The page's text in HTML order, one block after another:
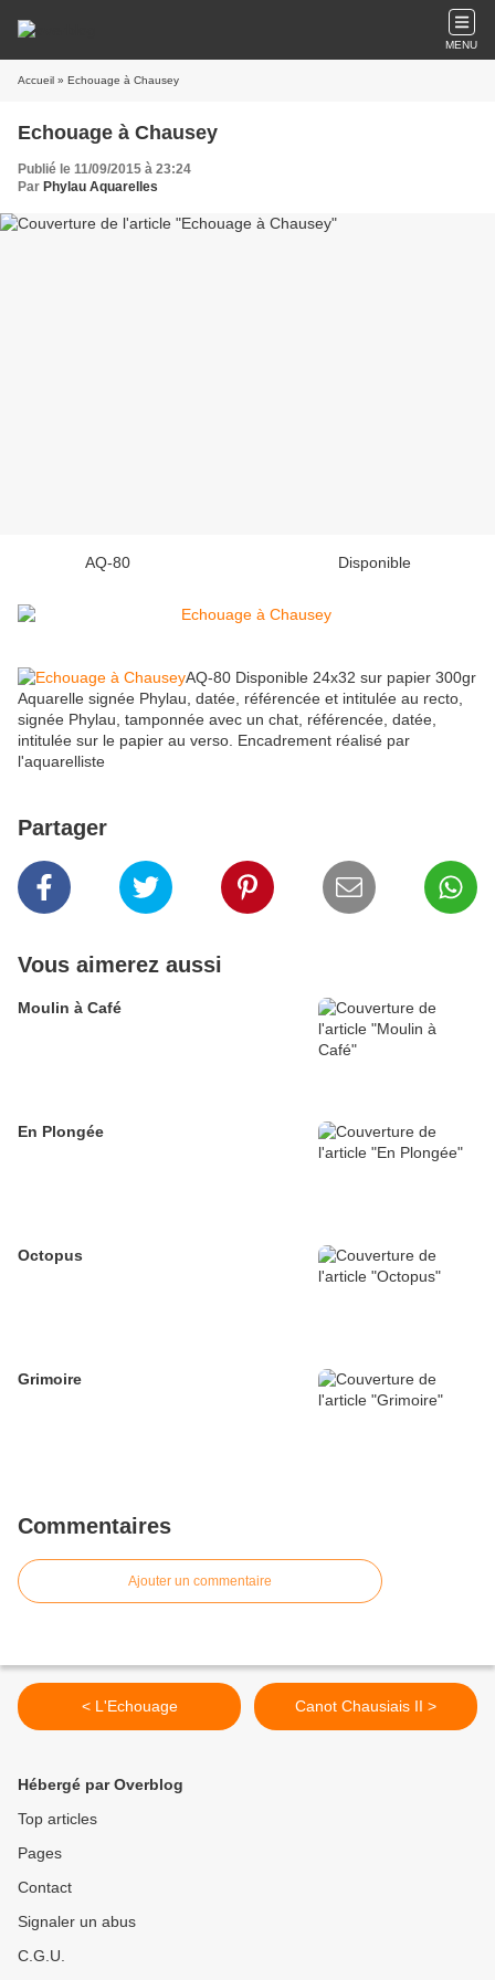
MENU
Accueil » Echouage à Chausey
Echouage à Chausey
Publié le 11/09/2015 à 23:24
Par Phylau Aquarelles
AQ-80 Disponible
AQ-80 Disponible 24x32 sur papier 300gr
Aquarelle signée Phylau, datée, référencée et intitulée au recto,
signée Phylau, tamponnée avec un chat, référencée, datée,
intitulée sur le papier au verso. Encadrement réalisé par
l'aquarelliste
Partager
Vous aimerez aussi
Moulin à Café
En Plongée
Octopus
Grimoire
Commentaires
Ajouter un commentaire
< L'Echouage Canot Chausiais II >
Hébergé par Overblog
Top articles
Pages
Contact
Signaler un abus
C.G.U.